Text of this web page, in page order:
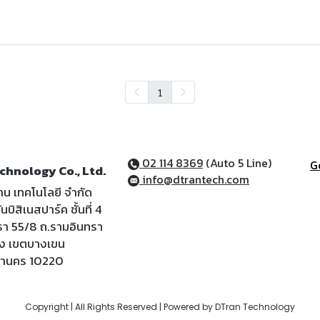
1
Co., Ltd.
เทคโนโลยี จำกัด
บิสิเนสปาร์ค ชั้นที่ 4
55/8 ถ.รามอินทรา
เขตบางเขน
นคร 10220
02 114 8369 (Auto 5 Line)
info@dtrantech.com
Copyright | All Rights Reserved | Powered by DTran Technology